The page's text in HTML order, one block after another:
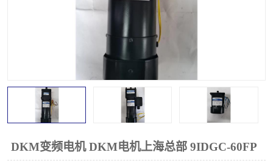
DKM变频电机 DKM电机上海总部 9IDGC-60FP
东元电机